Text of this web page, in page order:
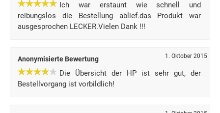
Ich war erstaunt wie schnell und
reibungslos die Bestellung ablief.das Produkt war
ausgesprochen LECKER.Vielen Dank !!!
Anonymisierte Bewertung 1. Oktober 2015
Die Übersicht der HP ist sehr gut, der
Bestellvorgang ist vorbildlich!